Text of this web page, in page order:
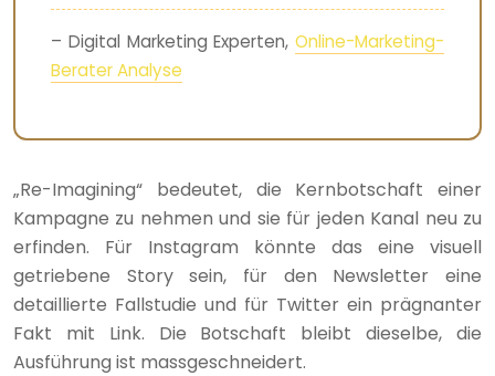
– Digital Marketing Experten, Online-Marketing-
Berater Analyse
„Re-Imagining“ bedeutet, die Kernbotschaft einer
Kampagne zu nehmen und sie für jeden Kanal neu zu
erfinden. Für Instagram könnte das eine visuell
getriebene Story sein, für den Newsletter eine
detaillierte Fallstudie und für Twitter ein prägnanter
Fakt mit Link. Die Botschaft bleibt dieselbe, die
Ausführung ist massgeschneidert.